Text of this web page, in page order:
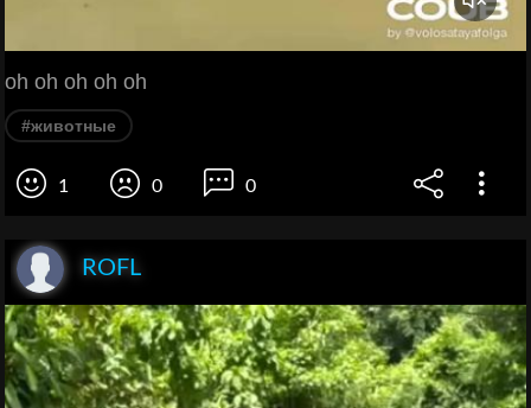
oh oh oh oh oh
#животные
1 0 0
ROFL